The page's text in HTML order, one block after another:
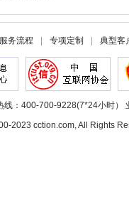
服务流程 专项定制 典型客
线：400-700-9228(7*24小时）
2023 cction.com, All Rights